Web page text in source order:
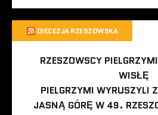
DIECEZJA RZESZOWSKA
RZESZOWSCY
WISŁĘ
PIELGRZYMI WYRUSZYLI
JASNĄ GÓRĘ W 49.